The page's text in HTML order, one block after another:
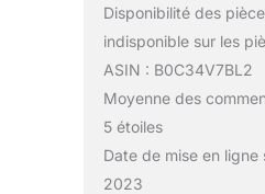
Disponibilité des
indisponible sur les
ASIN : B0C34V7BL2
Moyenne des
5 étoiles
Date de mise en
2023